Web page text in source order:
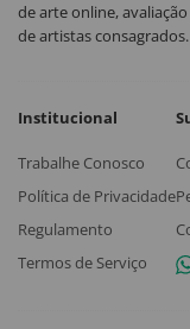
de arte online,
de artistas consagrados.
Institucional
Trabalhe Conosco
Política de Privacidade
Regulamento
Termos de Serviço